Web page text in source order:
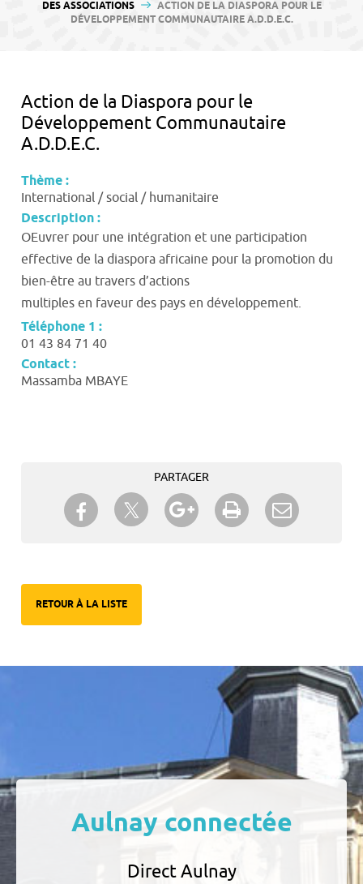
DES ASSOCIATIONS
ACTION DE LA DIASPORA POUR LE
DÉVELOPPEMENT COMMUNAUTAIRE A.D.D.E.C.
Action de la Diaspora pour le
Développement Communautaire
A.D.D.E.C.
Thème :
International / social / humanitaire
Description :
OEuvrer pour une intégration et une participation
effective de la diaspora africaine pour la promotion du
bien-être au travers d’actions
multiples en faveur des pays en développement.
Téléphone 1 :
01 43 84 71 40
Contact :
Massamba MBAYE
PARTAGER
Partager sur Facebook
Partager sur TwitterPartager sur Google+
Imprimer
RETOUR À LA LISTE
Aulnay connectée
Direct Aulnay